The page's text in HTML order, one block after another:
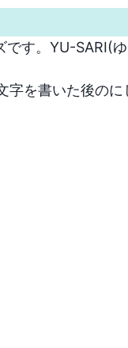
す。YU-SARI(
を書いた後の